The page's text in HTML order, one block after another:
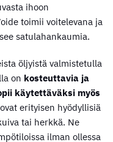
ihoon
toimii voitelevana ja
satulahankaumia.
öljyistä valmistetulla
on kosteuttavia ja
käytettäväksi myös
erityisen hyödyllisiä
tai herkkä. Ne
ilman ollessa